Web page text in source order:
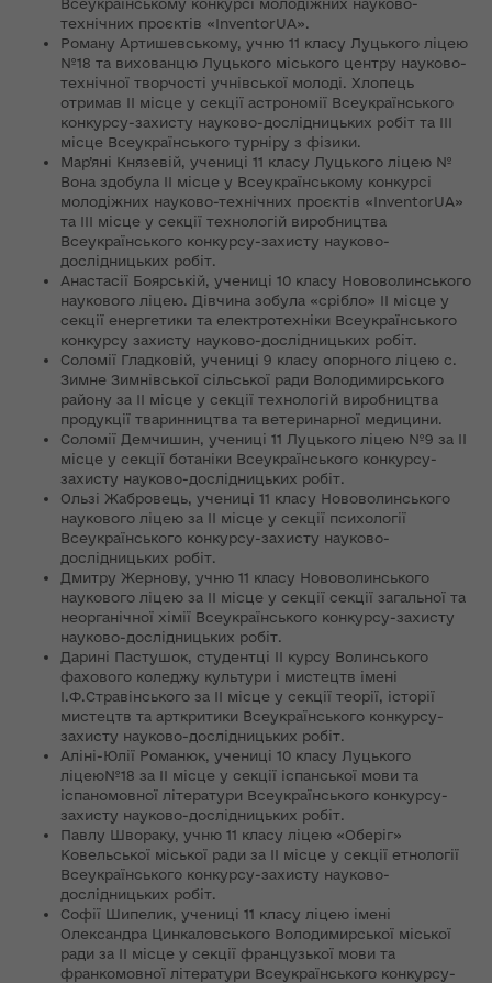
Всеукраїнському конкурсі молодіжних науково-
технічних проєктів «InventorUA».
Роману Артишевському, учню 11 класу Луцького ліцею
№18 та вихованцю Луцького міського центру науково-
технічної творчості учнівської молоді. Хлопець
отримав ІІ місце у секції астрономії Всеукраїнського
конкурсу-захисту науково-дослідницьких робіт та ІІІ
місце Всеукраїнського турніру з фізики.
Мар’яні Князевій, учениці 11 класу Луцького ліцею №
Вона здобула ІІ місце у Всеукраїнському конкурсі
молодіжних науково-технічних проєктів «InventorUA»
та ІІІ місце у секції технологій виробництва
Всеукраїнського конкурсу-захисту науково-
дослідницьких робіт.
Анастасії Боярській, учениці 10 класу Нововолинського
наукового ліцею. Дівчина зобула «срібло» ІІ місце у
секції енергетики та електротехніки Всеукраїнського
конкурсу захисту науково-дослідницьких робіт.
Соломії Гладковій, учениці 9 класу опорного ліцею с.
Зимне Зимнівської сільської ради Володимирського
району за ІІ місце у секції технологій виробництва
продукції тваринництва та ветеринарної медицини.
Соломії Демчишин, учениці 11 Луцького ліцею №9 за ІІ
місце у секції ботаніки Всеукраїнського конкурсу-
захисту науково-дослідницьких робіт.
Ользі Жабровець, учениці 11 класу Нововолинського
наукового ліцею за ІІ місце у секції психології
Всеукраїнського конкурсу-захисту науково-
дослідницьких робіт.
Дмитру Жернову, учню 11 класу Нововолинського
наукового ліцею за ІІ місце у секції секції загальної та
неорганічної хімії Всеукраїнського конкурсу-захисту
науково-дослідницьких робіт.
Дарині Пастушок, студентці ІІ курсу Волинського
фахового коледжу культури і мистецтв імені
І.Ф.Стравінського за ІІ місце у секції теорії, історії
мистецтв та арткритики Всеукраїнського конкурсу-
захисту науково-дослідницьких робіт.
Аліні-Юлії Романюк, учениці 10 класу Луцького
ліцею№18 за ІІ місце у секції іспанської мови та
іспаномовної літератури Всеукраїнського конкурсу-
захисту науково-дослідницьких робіт.
Павлу Швораку, учню 11 класу ліцею «Оберіг»
Ковельської міської ради за ІІ місце у секції етнології
Всеукраїнського конкурсу-захисту науково-
дослідницьких робіт.
Софії Шипелик, учениці 11 класу ліцею імені
Олександра Цинкаловського Володимирської міської
ради за ІІ місце у секції французької мови та
франкомовної літератури Всеукраїнського конкурсу-